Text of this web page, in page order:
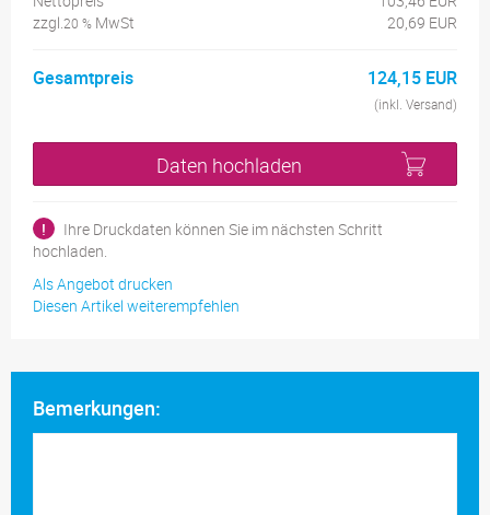
zzgl.20 % MwSt 20,69 EUR
Gesamtpreis 124,15 EUR
(inkl. Versand)
Daten hochladen
!
Ihre Druckdaten können Sie im nächsten Schritt
hochladen.
Als Angebot drucken
Diesen Artikel weiterempfehlen
Bemerkungen: